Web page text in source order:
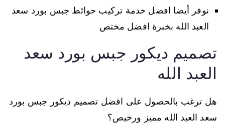
نوفر أيضا افضل خدمة تركيب حوائط جبس بورد سعد
العبد الله بخبرة افضل مختص
تصميم ديكور جبس بورد سعد
العبد الله
هل ترغب بالحصول على افضل تصميم ديكور جبس بورد
سعد العبد الله مميز ورخيص؟